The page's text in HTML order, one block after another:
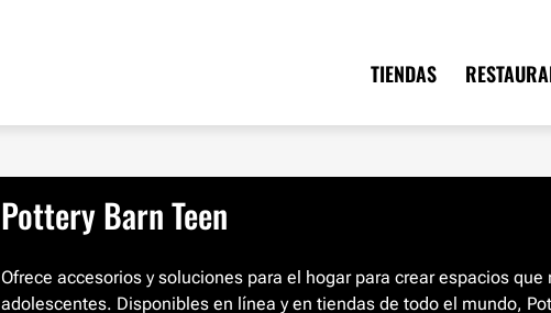
TIENDAS
Pottery Barn Teen
Ofrece accesorios y soluciones para el hogar para crear espacios
adolescentes. Disponibles en línea y en tiendas de todo el mundo,